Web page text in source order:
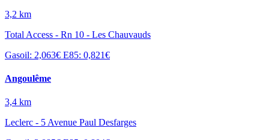
3,2 km
Total Access - Rn 10 - Les Chauvauds
Gasoil: 2,063€ E85: 0,821€
Angoulême
3,4 km
Leclerc - 5 Avenue Paul Desfarges